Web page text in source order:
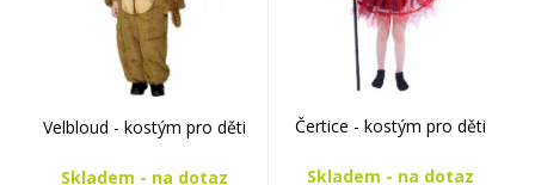
Velbloud - kostým pro děti
Skladem - na dotaz
Čertice - kostým pro děti
Skladem - na dotaz